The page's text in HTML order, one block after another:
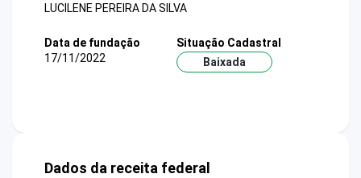
LUCILENE PEREIRA DA SILVA
Data de fundação
17/11/2022
Situação Cadastral
Baixada
Dados da receita federal